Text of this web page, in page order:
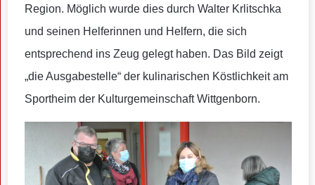
Region. Möglich wurde dies durch Walter Krlitschka
und seinen Helferinnen und Helfern, die sich
entsprechend ins Zeug gelegt haben. Das Bild zeigt
„die Ausgabestelle“ der kulinarischen Köstlichkeit am
Sportheim der Kulturgemeinschaft Wittgenborn.